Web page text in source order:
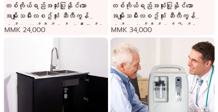
တစ်ကိုယ်ရည်အသုံးပြုနိုင်သော
အမျိုးသမီးလစဥ်သုံး ဆီလီကွန်
ခွက်။ ထည့်သိမ်းရန် ခရီးဆောင်ဗူး
MMK 24,000
တစ်ကိုယ်ရည်အသုံးပြုနိုင်သော
အမျိုးသမီးလစဥ်သုံး ဆီလီကွန်
ခွက်။ ထည့်သိမ်းရန် ခေါက်ဗူး
ပါသည်။
MMK 34,000